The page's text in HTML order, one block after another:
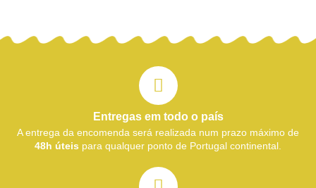
Entregas em todo o país
A entrega da encomenda será realizada num prazo máximo de
48h úteis para qualquer ponto de Portugal continental.